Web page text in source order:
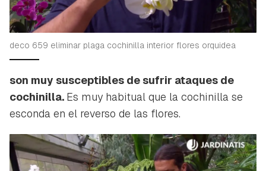
deco 659 eliminar plaga cochinilla interior flores orquidea
son muy susceptibles de sufrir ataques de
cochinilla. Es muy habitual que la cochinilla se
esconda en el reverso de las flores.